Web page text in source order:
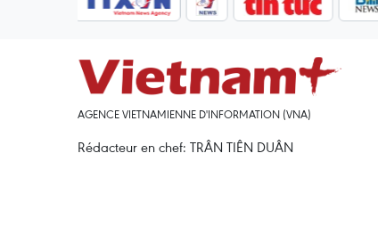
AGENCE VIETNAMIENNE D'INFORMATION (VNA)
Rédacteur en chef: TRÂN TIÊN DUÂN